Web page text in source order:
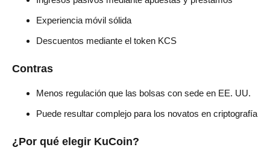
Experiencia móvil sólida
Descuentos mediante el token KCS
Contras
Menos regulación que las bolsas con sede en EE. UU.
Puede resultar complejo para los novatos en criptografía
¿Por qué elegir KuCoin?